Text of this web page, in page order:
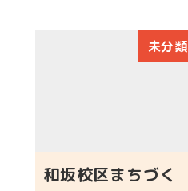
未分類
和坂校区まちづく